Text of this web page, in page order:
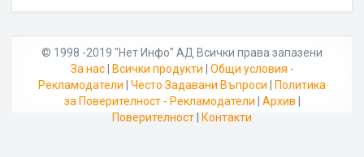
© 1998 -2019 "Нет Инфо" АД Всички права запазени
За нас| Всички продукти
Общи условия -
Рекламодатели
Често Задавани Въпроси
Политика
за Поверителност - Рекламодатели
Архив
Поверителност
Контакти